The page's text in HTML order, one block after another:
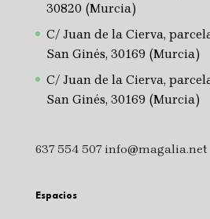
30820 (Murcia)
C/ Juan de la Cierva,
San Ginés, 30169 (Murcia)
C/ Juan de la Cierva,
San Ginés, 30169 (Murcia)
637 554 507 info@magalia.net
Espacios